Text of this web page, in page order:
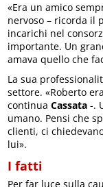
«Era un amico
nervoso – ricorda il
incarichi nel
importante. Un
amava quello che
La sua
settore. «Roberto
continuaCassata -.
umano. Pensi che
clienti, ci
lui».
I fatti
Per far luce sulla